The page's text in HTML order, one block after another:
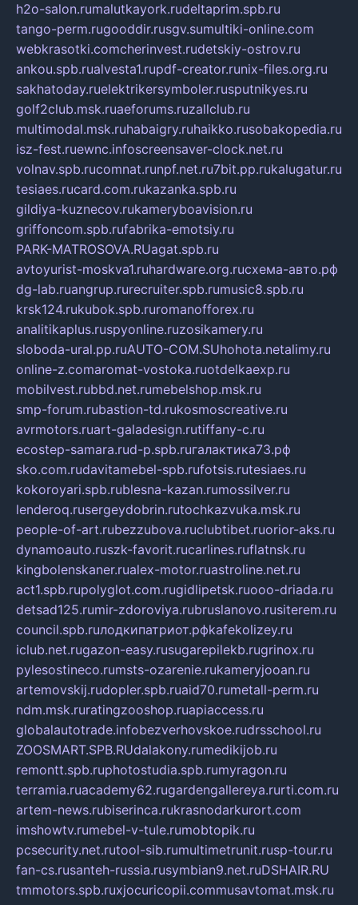
h2o-salon.rumalutkayork.rudeltaprim.spb.ru
tango-perm.rugooddir.rusgv.sumultiki-online.com
webkrasotki.comcherinvest.rudetskiy-ostrov.ru
ankou.spb.rualvesta1.rupdf-creator.runix-files.org.ru
sakhatoday.ruelektrikersymboler.rusputnikyes.ru
golf2club.msk.ruaeforums.ruzallclub.ru
multimodal.msk.ruhabaigry.ruhaikko.rusobakopedia.ru
isz-fest.ruewnc.infoscreensaver-clock.net.ru
volnav.spb.rucomnat.runpf.net.ru7bit.pp.rukalugatur.ru
tesiaes.rucard.com.rukazanka.spb.ru
gildiya-kuznecov.rukameryboavision.ru
griffoncom.spb.rufabrika-emotsiy.ru
PARK-MATROSOVA.RUagat.spb.ru
avtoyurist-moskva1.ruhardware.org.ruсхема-авто.рф
dg-lab.ruangrup.rurecruiter.spb.rumusic8.spb.ru
krsk124.rukubok.spb.ruromanofforex.ru
analitikaplus.ruspyonline.ruzosikamery.ru
sloboda-ural.pp.ruAUTO-COM.SUhohota.netalimy.ru
online-z.comaromat-vostoka.ruotdelkaexp.ru
mobilvest.rubbd.net.rumebelshop.msk.ru
smp-forum.rubastion-td.rukosmoscreative.ru
avrmotors.ruart-galadesign.rutiffany-c.ru
ecostep-samara.rud-p.spb.ruгалактика73.рф
sko.com.rudavitamebel-spb.rufotsis.rutesiaes.ru
kokoroyari.spb.rublesna-kazan.rumossilver.ru
lenderoq.rusergeydobrin.rutochkazvuka.msk.ru
people-of-art.rubezzubova.ruclubtibet.ruorior-aks.ru
dynamoauto.ruszk-favorit.rucarlines.ruflatnsk.ru
kingbolenskaner.rualex-motor.ruastroline.net.ru
act1.spb.rupolyglot.com.rugidlipetsk.ruooo-driada.ru
detsad125.rumir-zdoroviya.rubruslanovo.rusiterem.ru
council.spb.ruлодкипатриот.рфkafekolizey.ru
iclub.net.rugazon-easy.rusugarepilekb.rugrinox.ru
pylesostineco.rumsts-ozarenie.rukameryjooan.ru
artemovskij.rudopler.spb.ruaid70.rumetall-perm.ru
ndm.msk.ruratingzooshop.ruapiaccess.ru
globalautotrade.infobezverhovskoe.rudrsschool.ru
ZOOSMART.SPB.RUdalakony.rumedikijob.ru
remontt.spb.ruphotostudia.spb.rumyragon.ru
terramia.ruacademy62.rugardengallereya.rurti.com.ru
artem-news.rubiserinca.rukrasnodarkurort.com
imshowtv.rumebel-v-tule.rumobtopik.ru
pcsecurity.net.rutool-sib.rumultimetrunit.rusp-tour.ru
fan-cs.rusanteh-russia.rusymbian9.net.ruDSHAIR.RU
tmmotors.spb.ruxjocuricopii.commusavtomat.msk.ru